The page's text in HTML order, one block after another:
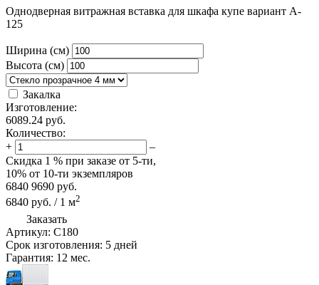
Однодверная витражная вставка для шкафа купе вариант A-
125
Ширина (см)
Высота (см)
Закалка
Изготовление:
6089.24 руб.
Количество:
+
–
Скидка 1 % при заказе от 5-ти,
10% от 10-ти экземпляров
6840 9690 руб.
6840 руб. / 1 м2
Заказать
Артикул: C180
Срок изготовления: 5 дней
Гарантия: 12 мес.